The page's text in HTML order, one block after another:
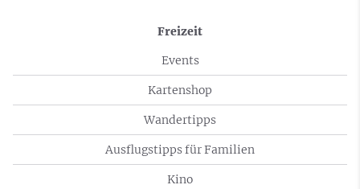
Freizeit
Events
Kartenshop
Wandertipps
Ausflugstipps für Familien
Kino